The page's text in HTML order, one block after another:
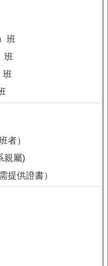
班
班
班
班
者）
親屬)
提供證書）